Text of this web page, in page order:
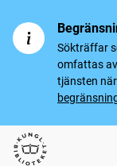
Sökträffar
omfattas
tjänsten
Svenska tidningar